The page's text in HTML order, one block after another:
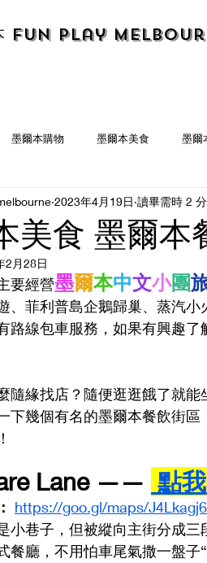
本 Fun Play
墨爾本購物 墨爾本美食 墨爾
遊記 墨爾本食記
美食 墨爾本
2023年4月19日 讀畢需時 2
2月28日
要經營墨爾本中文小團
、菲利普島企鵝歸巢、蒸汽
路線包車服務，如果有興趣
隨緣找店？隨便逛逛餓了就
下幾個有名的墨爾本餐飲街
Lane —— 點
https://goo.gl/maps/
小巷子，但被縱向主街分成
餐廳，不用怕車尾氣撒一盤